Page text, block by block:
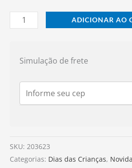
ADICIONAR AO
Simulação de frete
SKU: 203623
Categorias: Dias das Crianças,